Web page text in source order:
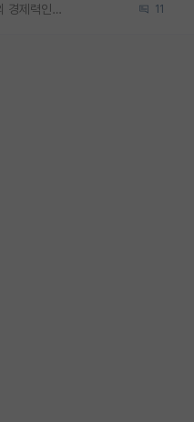
박사진학하기에 2억은 괜찮은 (?) 정도의 경제력인가요 11